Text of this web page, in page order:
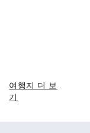
여행지 더 보
기